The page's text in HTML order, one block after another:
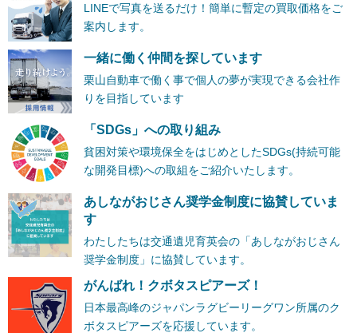
LINEで写真を送るだけ！簡単に暫定の買取価格をご
案内します。
一緒に働く仲間を探しています
栗山自動車で働く事で個人の夢が実現できる会社作
りを目指しています
「SDGs」への取り組み
貧困対策や環境保全をはじめとしたSDGs(持続可能
な開発目標)への取組をご紹介いたします。
あしながおじさん奨学金制度に協賛していま
す
わたしたちは交通遺児育英会の「あしながおじさん
奨学金制度」に協賛しています。
がんばれ！クボタスピアーズ！
日本最高峰のジャパンラグビーリーグワン所属のク
ボタスピアーズを応援しています。